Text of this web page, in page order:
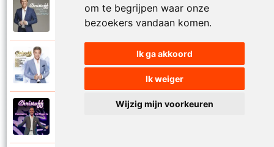
om te begrijpen waar onze
bezoekers vandaan komen.
Ik ga akkoord
Ik weiger
Wijzig mijn voorkeuren
Christoff
Ogen weer geopend
Christoff en Florian Silbereisen
Omdat ie zo mooi is